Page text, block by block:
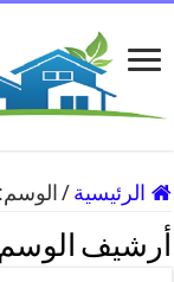
الرئيسية /
أرشيف